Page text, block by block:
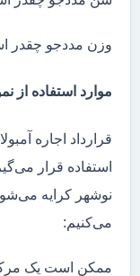
وزن مددجو چقدر
موارد استفاده از
قرارداد اجاره
استفاده قرار
نوشهر کرایه
می‌کنیم:
ممکن است یک مرکز